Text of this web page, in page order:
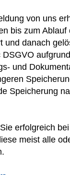
von uns
bis zum Ablauf
und danach
und
Speicherung
erfolgreich
meist alle